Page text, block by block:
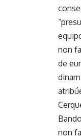
non
de
non